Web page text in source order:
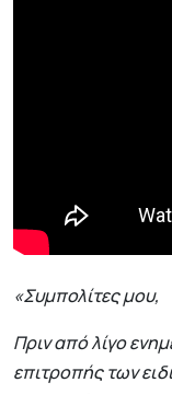
«Συμπολίτες μου,
Πριν από λίγο
επιτροπής των